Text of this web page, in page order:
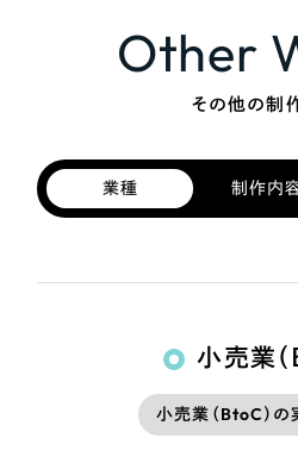
Other
その他の制
業種 制作内
小売業（
小売業（BtoC）